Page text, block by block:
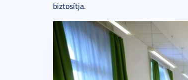
biztosítja.